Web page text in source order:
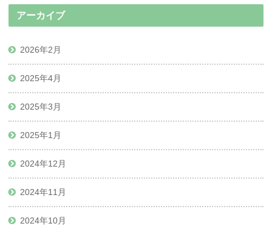
アーカイブ
2026年2月
2025年4月
2025年3月
2025年1月
2024年12月
2024年11月
2024年10月